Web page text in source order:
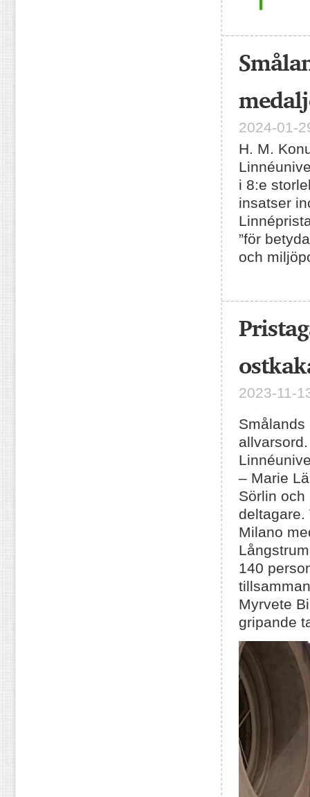
2024-01-
H. M.
i 8:e
insatser
”för
och
2023-11-
– Marie
Sörlin och
deltagare.
Milano
140
Myrvete
gripande